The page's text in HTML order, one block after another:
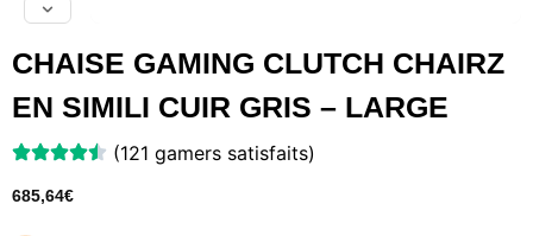
CHAISE GAMING CLUTCH CHAIRZ
EN SIMILI CUIR GRIS – LARGE
(121 gamers satisfaits)
685,64€